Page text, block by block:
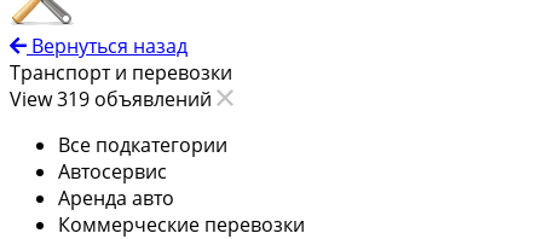
Вернуться назад
Транспорт и перевозки
View 319 объявлений
Все подкатегории
Автосервис
Аренда авто
Коммерческие перевозки